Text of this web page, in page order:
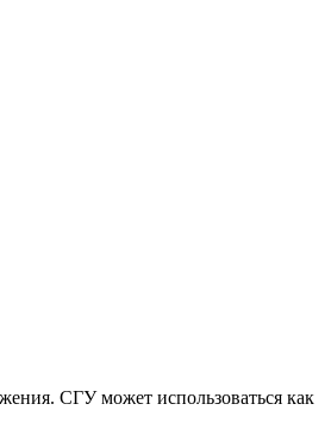
СГУ может использоваться как